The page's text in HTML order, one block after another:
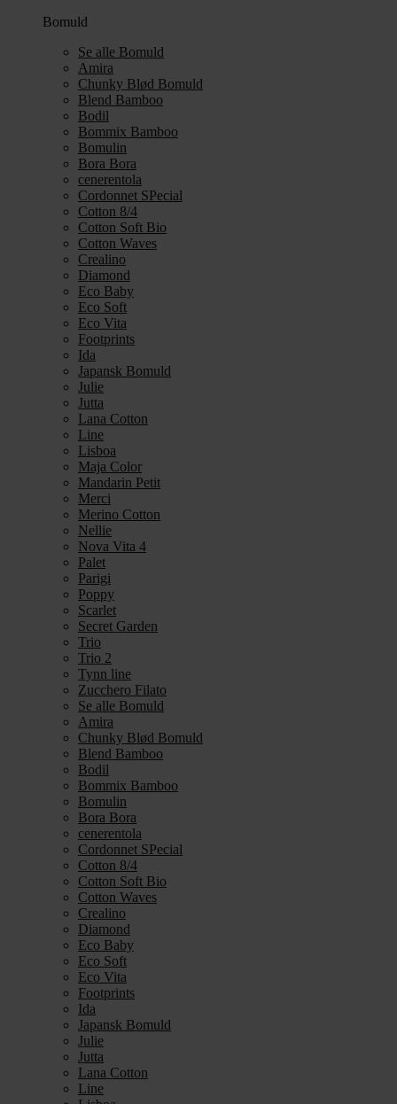
Bomuld
Se alle Bomuld
Amira
Chunky Blød Bomuld
Blend Bamboo
Bodil
Bommix Bamboo
Bomulin
Bora Bora
cenerentola
Cordonnet SPecial
Cotton 8/4
Cotton Soft Bio
Cotton Waves
Crealino
Diamond
Eco Baby
Eco Soft
Eco Vita
Footprints
Ida
Japansk Bomuld
Julie
Jutta
Lana Cotton
Line
Lisboa
Maja Color
Mandarin Petit
Merci
Merino Cotton
Nellie
Nova Vita 4
Palet
Parigi
Poppy
Scarlet
Secret Garden
Trio
Trio 2
Tynn line
Zucchero Filato
Se alle Bomuld
Amira
Chunky Blød Bomuld
Blend Bamboo
Bodil
Bommix Bamboo
Bomulin
Bora Bora
cenerentola
Cordonnet SPecial
Cotton 8/4
Cotton Soft Bio
Cotton Waves
Crealino
Diamond
Eco Baby
Eco Soft
Eco Vita
Footprints
Ida
Japansk Bomuld
Julie
Jutta
Lana Cotton
Line